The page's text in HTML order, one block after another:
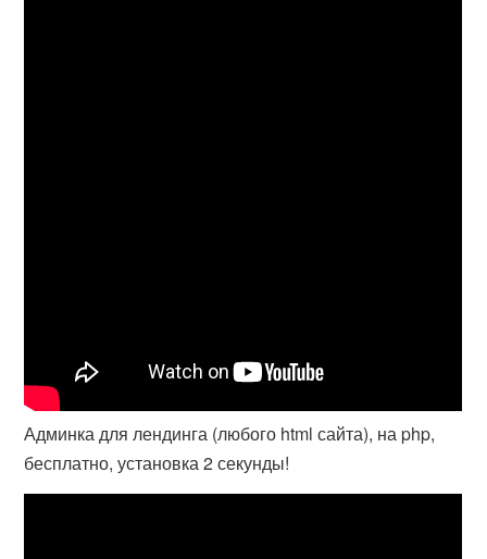
Админка для лендинга (любого html сайта), на php,
бесплатно, установка 2 секунды!